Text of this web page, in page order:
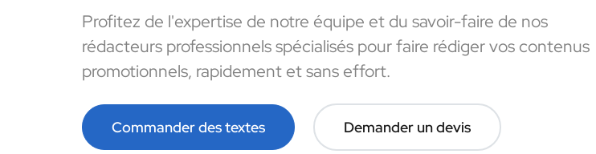
Profitez de l'expertise de notre équipe et du savoir-faire de nos
rédacteurs professionnels spécialisés pour faire rédiger vos contenus
promotionnels, rapidement et sans effort.
Commander des textes Demander un devis